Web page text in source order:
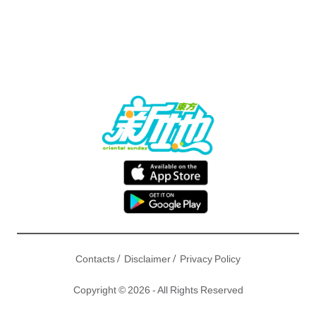
Contacts/ Disclaimer/ Privacy Policy
Copyright © 2026 - All Rights Reserved